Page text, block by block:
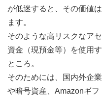
が低迷すると、その価値
ます。
そのような高リスクなア
資金（現預金等）を使用
ところ。
そのためには、国内外企
や暗号資産、Amazonギ